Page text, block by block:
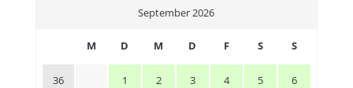
September 2026
M D M D F S S
36 1 2 3 4 5 6